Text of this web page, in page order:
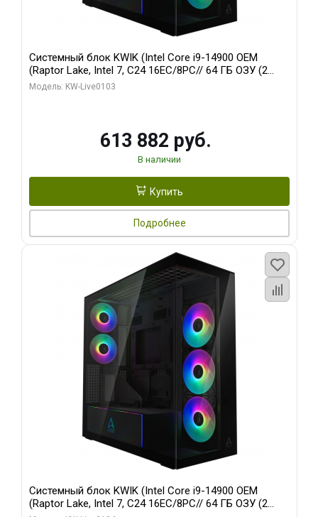
Системный блок KWIK (Intel Core i9-14900 OEM
(Raptor Lake, Intel 7, C24 16EC/8PC// 64 ГБ ОЗУ (2
модуля)/ Afox RTX4090 24GB GDDR6X 384-Bit 3xDP
Модель: KW-Live0103
613 882 руб.
В наличии
Купить
Подробнее
Системный блок KWIK (Intel Core i9-14900 OEM
(Raptor Lake, Intel 7, C24 16EC/8PC// 64 ГБ ОЗУ (2